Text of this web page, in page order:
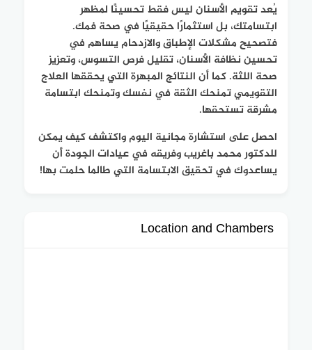
يُعد تقويم الأسنان ليس فقط تحسينًا لمظهر
ابتسامتك، بل استثمارًا حقيقيًا في صحة فمك.
فتصحيح مشكلات الإطباق والازدحام يساهم في
تحسين نظافة الأسنان، تقليل فرص التسوس، وتعزيز
صحة اللثة. كما أن النتائج المبهرة التي يحققها العلاج
التقويمي تمنحك الثقة في نفسك وتمنحك ابتسامة
مشرقة تستحقها.
احصل على استشارة مجانية اليوم واكتشف كيف يمكن
للدكتور محمد باغريب وفريقه في عيادات الجودة أن
يساعدوك في تحقيق الابتسامة التي طالما حلمت بها!
Location and Chambers